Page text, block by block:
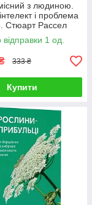
з людиною.
і проблема
Стюарт Рассел
відправки 1 од.
333 ₴
Купити